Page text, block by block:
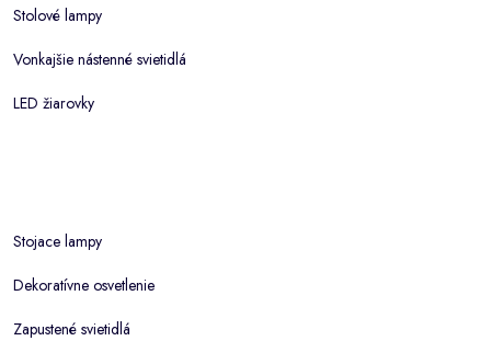
Stolové lampy
Vonkajšie nástenné svietidlá
LED žiarovky
Stojace lampy
Dekoratívne osvetlenie
Zapustené svietidlá